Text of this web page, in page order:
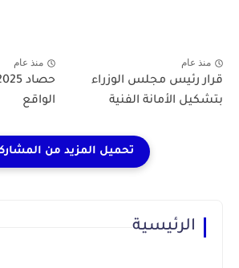
منذ عام
قرار رئيس مجلس الوزراء
بتشكيل الأمانة الفنية
منذ عام
الواقع
الرئيسية